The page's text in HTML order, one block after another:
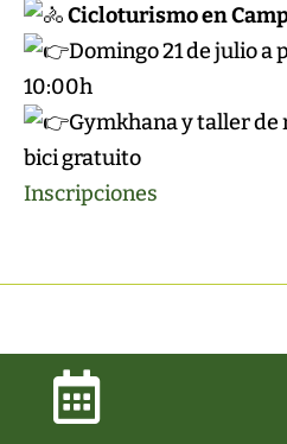
Cicloturismo en
Domingo 21 de julio a
10:00h
Gymkhana y taller de
bici gratuito
Inscripciones
